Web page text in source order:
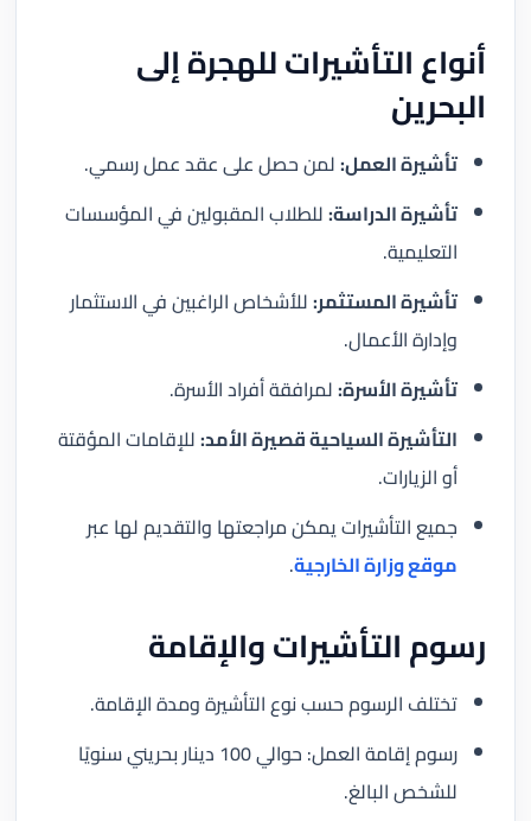
أنواع التأشيرات للهجرة إلى
البحرين
تأشيرة العمل:لمن حصل على عقد عمل رسمي.
تأشيرة الدراسة:للطلاب المقبولين في المؤسسات
التعليمية.
تأشيرة المستثمر:للأشخاص الراغبين في الاستثمار
وإدارة الأعمال.
تأشيرة الأسرة:لمرافقة أفراد الأسرة.
التأشيرة السياحية قصيرة الأمد:للإقامات المؤقتة
أو الزيارات.
جميع التأشيرات يمكن مراجعتها والتقديم لها عبر
موقع وزارة الخارجية.
رسوم التأشيرات والإقامة
تختلف الرسوم حسب نوع التأشيرة ومدة الإقامة.
رسوم إقامة العمل: حوالي 100 دينار بحريني سنويًا
للشخص البالغ.